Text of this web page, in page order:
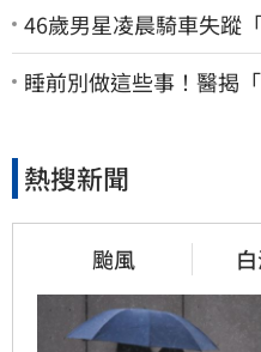
46歲男星凌晨騎車失蹤
20kg水泥塊 死因成謎
睡前別做這些事！醫揭
熱搜新聞
颱風